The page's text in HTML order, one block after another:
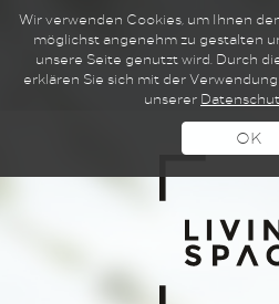
Wir verwenden Cookies, um Ihnen
möglichst angenehm zu gestalten
unsere Seite genutzt wird. Durch
erklären Sie sich mit der
unserer
OK